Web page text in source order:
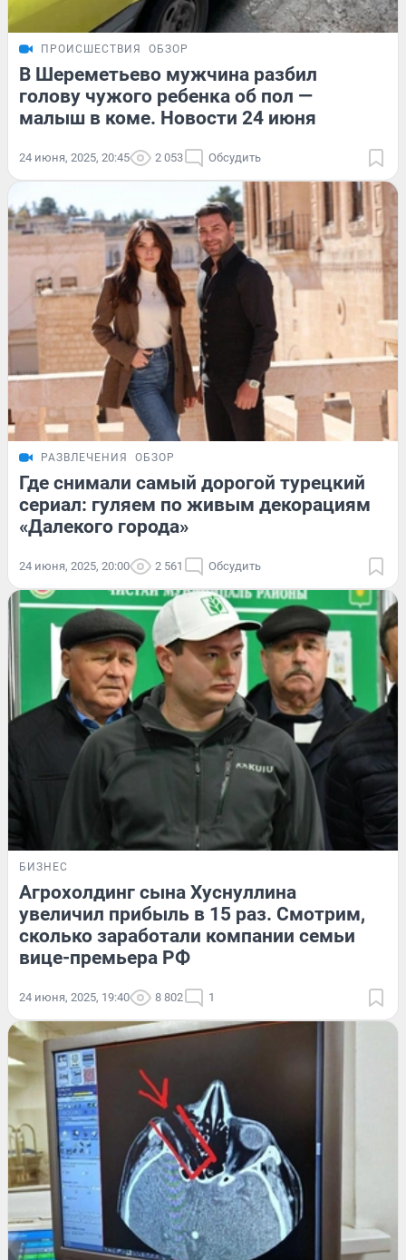
ПРОИСШЕСТВИЯ ОБЗОР
В Шереметьево мужчина разбил
голову чужого ребенка об пол —
малыш в коме. Новости 24 июня
24 июня, 2025, 20:45 2 053 Обсудить
РАЗВЛЕЧЕНИЯ ОБЗОР
Где снимали самый дорогой турецкий
сериал: гуляем по живым декорациям
«Далекого города»
24 июня, 2025, 20:00 2 561 Обсудить
БИЗНЕС
Агрохолдинг сына Хуснуллина
увеличил прибыль в 15 раз. Смотрим,
сколько заработали компании семьи
вице-премьера РФ
24 июня, 2025, 19:40 8 802 1